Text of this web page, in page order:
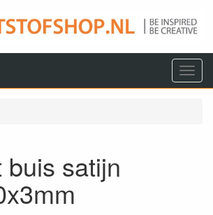
Menu
satijn